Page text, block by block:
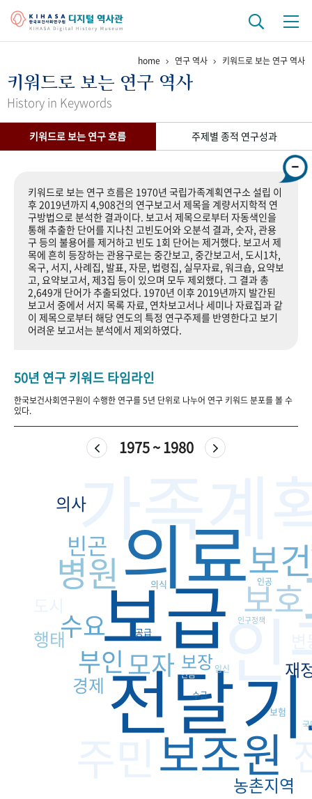
걸어온 길 기관 변천사 역대 기관장
연구 역사
기록물 아카이브
사진 아카이브 문서 기록물 행정박물 영상 기록물
+1주년 기념
성과 50선 숫자로 보는 50년 50+1주년 광장
세계와 함께 한 KIHASA
VR 역사관
home 연구 역사 키워드로 보는 연구 역사
키워드로 보는 연구 역사
History in Keywords
키워드로 보는 연구 흐름 주제별 종적 연구성과
키워드로 보는 연구 흐름은 1970년 국립가족계획연구소 설립 이
후 2019년까지 4,908건의 연구보고서 제목을 계량서지학적 연
구방법으로 분석한 결과이다. 보고서 제목으로부터 자동색인을
통해 추출한 단어를 지나친 고빈도어와 오분석 결과, 숫자, 관용
구 등의 불용어를 제거하고 빈도 1회 단어는 제거했다. 보고서 제
목에 흔히 등장하는 관용구로는 중간보고, 중간보고서, 도시1차,
옥구, 서지, 사례집, 발표, 자문, 법령집, 실무자료, 워크숍, 요약보
고, 요약보고서, 제3집 등이 있으며 모두 제외했다. 그 결과 총
2,649개 단어가 추출되었다. 1970년 이후 2019년까지 발간된
보고서 중에서 서지 목록 자료, 연차보고서나 세미나 자료집과 같
이 제목으로부터 해당 연도의 특정 연구주제를 반영한다고 보기
어려운 보고서는 분석에서 제외하였다.
50년 연구 키워드 타임라인
한국보건사회연구원이 수행한 연구를 5년 단위로 나누어 연구 키워드 분포를 볼 수
있다.
1975 ~ 1980
인
의료
전달
가족계
보급
보조원
보
병원
보호
모자
수요
부인
빈곤
보장
경제
행태
재
농촌지역
의사
공급
보험
의식
연금
국
수급
임신
인공
인구정책